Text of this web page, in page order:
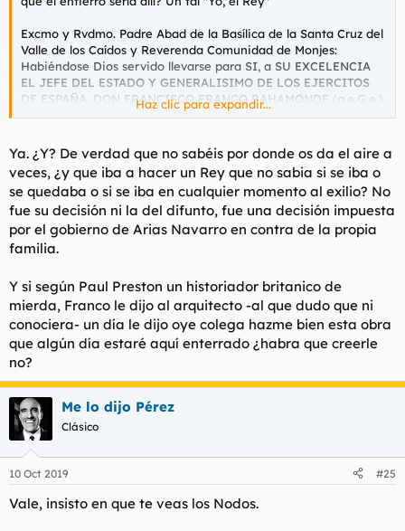
Excmo y Rvdmo. Padre Abad de la Basílica de la Santa Cruz del
Valle de los Caídos y Reverenda Comunidad de Monjes:
Habiéndose Dios servido llevarse para SI, a SU EXCELENCIA
EL JEFE DEL ESTADO Y GENERALISIMO DE LOS EJERCITOS
DE ESPAÑA, DON FRANCISCO FRANCO BAHAMONDE (q.e.G.e.)
el pasado jueves día 20 del corriente, he decidido que los
Don José Ramón Gavilán y Ponce de León, Primer y Segundo
Jefes de la Casa Militar y Don Fernando Fuertes de
Villavicencio, Jefe de la Casa Civil de S. E. e Intendente
General, que acompañan a los Restos Mortales de SU
EXCELENCIA, os los entreguen. Y así os encarezco los recibáis
y los coloqueis en el Sepulcro destinado al efecto, sito en el
Presbiterio entre el Altar Mayor y el Coro de la Basílica,
Mayor del Reino, Don José María Sánchez-Ventura y Pascual,
que levante el Acta correspondiente a tan Solemne Ceremonia.
Palacio de la Zarzuela, a las dieciseis horas del día 22 de
noviembre de mil novecientos setenta y cinco.
Yo el Rey.
Al Excmo. y Rvdmo. Padre Abad Mitrado de la Basílica de la
é Irure.
Además, según Preston Franco le dijo al arquitecto que un día
estaría allí enterrado. Según Preston.
Haz clic para expandir...
Ya. ¿Y? De verdad que no sabéis por donde os da el aire a
veces, ¿y que iba a hacer un Rey que no sabia si se iba o
se quedaba o si se iba en cualquier momento al exilio? No
fue su decisión ni la del difunto, fue una decisión impuesta
por el gobierno de Arias Navarro en contra de la propia
familia.
Y si según Paul Preston un historiador britanico de
mierda, Franco le dijo al arquitecto -al que dudo que ni
conociera- un día le dijo oye colega hazme bien esta obra
que algún día estaré aquí enterrado ¿habra que creerle
no?
Me lo dijo Pérez
Clásico
10 Oct 2019 #25
Vale, insisto en que te veas los Nodos.